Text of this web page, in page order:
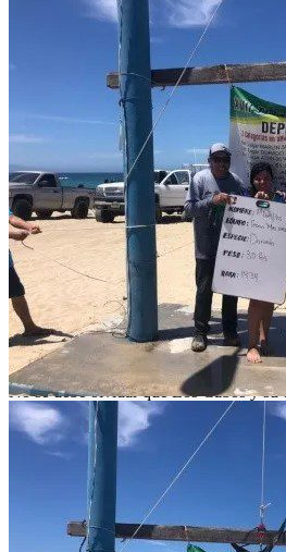
Los Ángeles, la Ciudad de México,
El Aeropuerto Internacional de Los
América West, Alaska Airlines,
Loreto también cuenta con aeropuerto
Aeropuerto Internacional Los Ángeles,
Por mar
Puede llegar a través de los
¿Qué pescar?
Una de las actividades que más
Se proyecta como un auténtico desafío
gallo, pardo y cabrilla.
No se debe olvidar que Los Cabos y
Lo que te interesa
Municipio
La Paz